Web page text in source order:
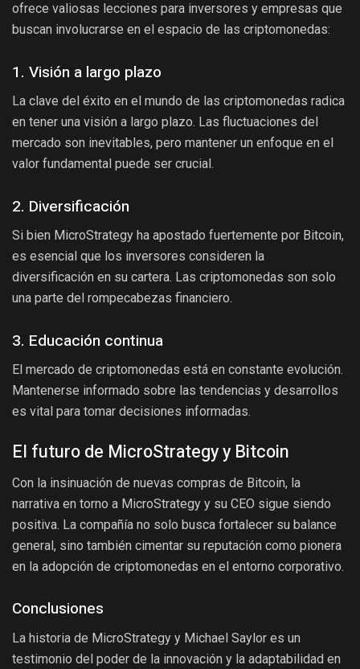
ofrece valiosas lecciones para inversores y empresas que
buscan involucrarse en el espacio de las criptomonedas:
1. Visión a largo plazo
La clave del éxito en el mundo de las criptomonedas radica
en tener una visión a largo plazo. Las fluctuaciones del
mercado son inevitables, pero mantener un enfoque en el
valor fundamental puede ser crucial.
2. Diversificación
Si bien MicroStrategy ha apostado fuertemente por Bitcoin,
es esencial que los inversores consideren la
diversificación en su cartera. Las criptomonedas son solo
una parte del rompecabezas financiero.
3. Educación continua
El mercado de criptomonedas está en constante evolución.
Mantenerse informado sobre las tendencias y desarrollos
es vital para tomar decisiones informadas.
El futuro de MicroStrategy y Bitcoin
Con la insinuación de nuevas compras de Bitcoin, la
narrativa en torno a MicroStrategy y su CEO sigue siendo
positiva. La compañía no solo busca fortalecer su balance
general, sino también cimentar su reputación como pionera
en la adopción de criptomonedas en el entorno corporativo.
Conclusiones
La historia de MicroStrategy y Michael Saylor es un
testimonio del poder de la innovación y la adaptabilidad en